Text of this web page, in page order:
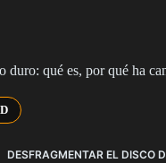
duro: qué es, por qué ha
DESFRAGMENTAR EL DISCO